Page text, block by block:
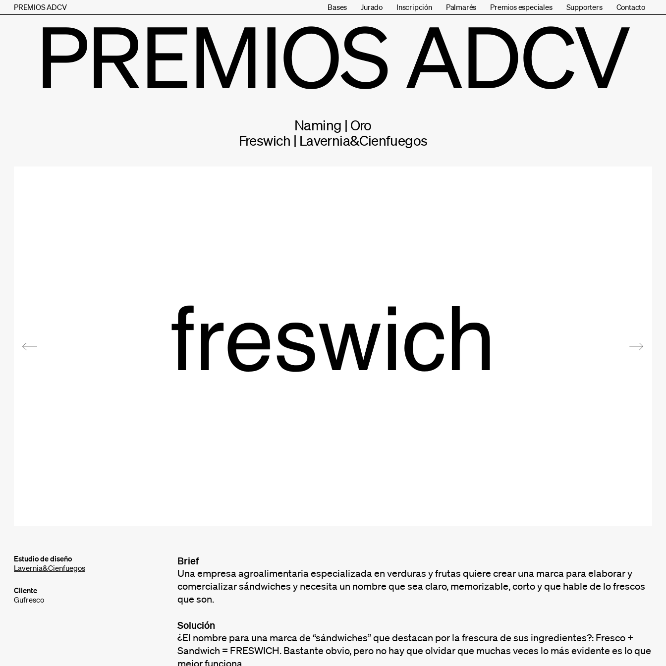
PREMIOS ADCV Bases Jurado Inscripción Palmarés Premios especiales Supporters Contacto
PREMIOS ADCV
Naming | Oro
Freswich | Lavernia&Cienfuegos
Estudio de diseño
Lavernia&Cienfuegos
Cliente
Gufresco
Brief
Una empresa agroalimentaria especializada en verduras y frutas quiere crear una marca para elaborar y
comercializar sándwiches y necesita un nombre que sea claro, memorizable, corto y que hable de lo frescos
que son.
Solución
¿El nombre para una marca de “sándwiches” que destacan por la frescura de sus ingredientes?: Fresco +
Sandwich = FRESWICH. Bastante obvio, pero no hay que olvidar que muchas veces lo más evidente es lo que